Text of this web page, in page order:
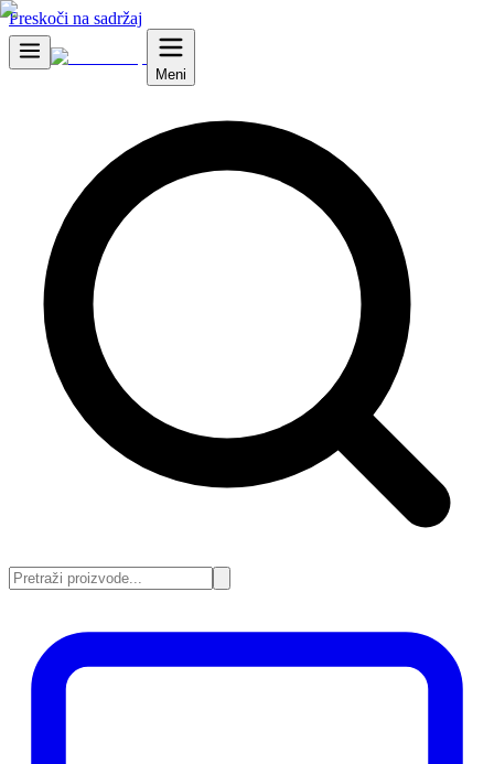
Preskoči na sadržaj
Meni